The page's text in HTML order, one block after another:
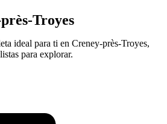
Troyes
ideal para ti en Creney-près-Troyes,
para explorar.